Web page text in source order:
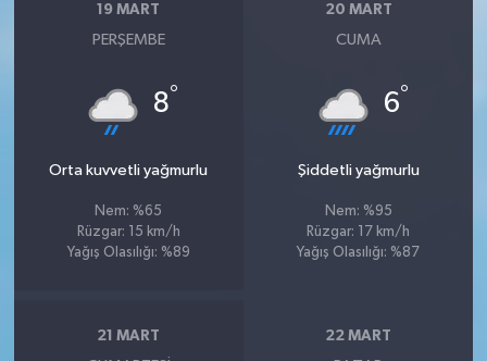
19 MART
PERŞEMBE
8°
Orta kuvvetli yağmurlu
Nem: %65
Rüzgar: 15 km/h
Yağış Olasılığı: %89
20 MART
CUMA
6°
Şiddetli yağmurlu
Nem: %95
Rüzgar: 17 km/h
Yağış Olasılığı: %87
21 MART 22 MART